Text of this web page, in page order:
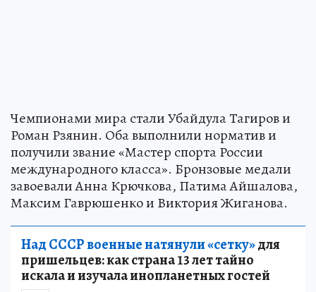
Чемпионами мира стали Убайдула Тагиров и
Роман Рзянин. Оба выполнили норматив и
получили звание «Мастер спорта России
международного класса». Бронзовые медали
завоевали Анна Крючкова, Патима Айшалова,
Максим Гаврюшенко и Виктория Жиганова.
Над СССР военные натянули «сетку»для
пришельцев: как страна 13 лет тайно
искала и изучала инопланетных гостей